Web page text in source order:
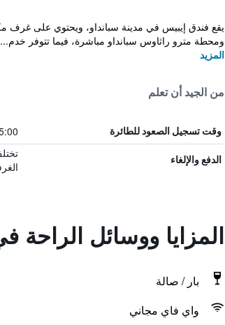
ومحطة مترو راثاوس سبانداو مباشرة، فيما تتوفر خدم...
المزيد
من الجيد أن تعلم
وقت تسجيل الصعود للطائرة
الدفع والإلغاء
المزايا ووسائل الراحة
بار / صالة
واي فاي مجاني